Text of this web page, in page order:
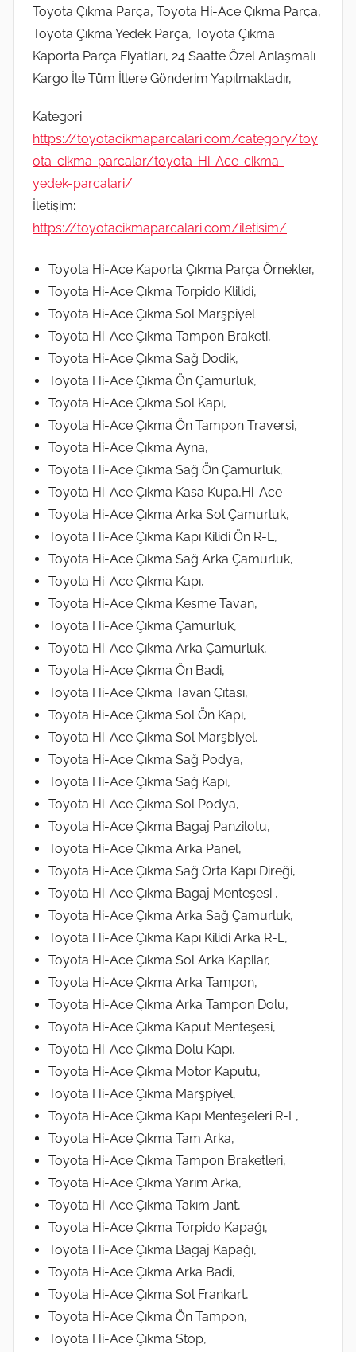
Toyota Çıkma Parça, Toyota Hi-Ace Çıkma Parça,
Toyota Çıkma Yedek Parça, Toyota Çıkma
Kaporta Parça Fiyatları, 24 Saatte Özel Anlaşmalı
Kargo İle Tüm İllere Gönderim Yapılmaktadır,
Kategori:
https://toyotacikmaparcalari.com/category/toy
ota-cikma-parcalar/toyota-Hi-Ace-cikma-
yedek-parcalari/
İletişim:
https://toyotacikmaparcalari.com/iletisim/
Toyota Hi-Ace Kaporta Çıkma Parça Örnekler,
Toyota Hi-Ace Çıkma Torpido Klilidi,
Toyota Hi-Ace Çıkma Sol Marşpiyel
Toyota Hi-Ace Çıkma Tampon Braketi,
Toyota Hi-Ace Çıkma Sağ Dodik,
Toyota Hi-Ace Çıkma Ön Çamurluk,
Toyota Hi-Ace Çıkma Sol Kapı,
Toyota Hi-Ace Çıkma Ön Tampon Traversi,
Toyota Hi-Ace Çıkma Ayna,
Toyota Hi-Ace Çıkma Sağ Ön Çamurluk,
Toyota Hi-Ace Çıkma Kasa Kupa,Hi-Ace
Toyota Hi-Ace Çıkma Arka Sol Çamurluk,
Toyota Hi-Ace Çıkma Kapı Kilidi Ön R-L,
Toyota Hi-Ace Çıkma Sağ Arka Çamurluk,
Toyota Hi-Ace Çıkma Kapı,
Toyota Hi-Ace Çıkma Kesme Tavan,
Toyota Hi-Ace Çıkma Çamurluk,
Toyota Hi-Ace Çıkma Arka Çamurluk,
Toyota Hi-Ace Çıkma Ön Badi,
Toyota Hi-Ace Çıkma Tavan Çıtası,
Toyota Hi-Ace Çıkma Sol Ön Kapı,
Toyota Hi-Ace Çıkma Sol Marşbiyel,
Toyota Hi-Ace Çıkma Sağ Podya,
Toyota Hi-Ace Çıkma Sağ Kapı,
Toyota Hi-Ace Çıkma Sol Podya,
Toyota Hi-Ace Çıkma Bagaj Panzilotu,
Toyota Hi-Ace Çıkma Arka Panel,
Toyota Hi-Ace Çıkma Sağ Orta Kapı Direği,
Toyota Hi-Ace Çıkma Bagaj Menteşesi ,
Toyota Hi-Ace Çıkma Arka Sağ Çamurluk,
Toyota Hi-Ace Çıkma Kapı Kilidi Arka R-L,
Toyota Hi-Ace Çıkma Sol Arka Kapilar,
Toyota Hi-Ace Çıkma Arka Tampon,
Toyota Hi-Ace Çıkma Arka Tampon Dolu,
Toyota Hi-Ace Çıkma Kaput Menteşesi,
Toyota Hi-Ace Çıkma Dolu Kapı,
Toyota Hi-Ace Çıkma Motor Kaputu,
Toyota Hi-Ace Çıkma Marşpiyel,
Toyota Hi-Ace Çıkma Kapı Menteşeleri R-L,
Toyota Hi-Ace Çıkma Tam Arka,
Toyota Hi-Ace Çıkma Tampon Braketleri,
Toyota Hi-Ace Çıkma Yarım Arka,
Toyota Hi-Ace Çıkma Takım Jant,
Toyota Hi-Ace Çıkma Torpido Kapağı,
Toyota Hi-Ace Çıkma Bagaj Kapağı,
Toyota Hi-Ace Çıkma Arka Badi,
Toyota Hi-Ace Çıkma Sol Frankart,
Toyota Hi-Ace Çıkma Ön Tampon,
Toyota Hi-Ace Çıkma Stop,